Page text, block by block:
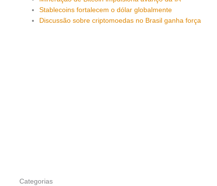
Stablecoins fortalecem o dólar globalmente
Discussão sobre criptomoedas no Brasil ganha força
Categorias